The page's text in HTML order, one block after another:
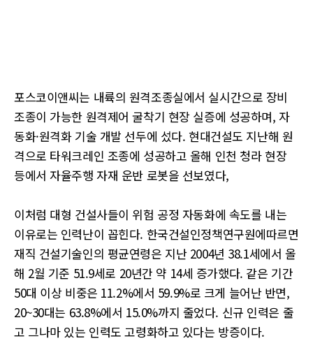
포스코이앤씨는 내륙의 원격조종실에서 실시간으로 장비
조종이 가능한 원격제어 굴착기 현장 실증에 성공하며, 자
동화·원격화 기술 개발 선두에 섰다. 현대건설도 지난해 원
격으로 타워크레인 조종에 성공하고 올해 인천 청라 현장
등에서 자율주행 자재 운반 로봇을 선보였다,
이처럼 대형 건설사들이 위험 공정 자동화에 속도를 내는
이유로는 인력난이 꼽힌다. 한국건설인정책연구원에따르면
재직 건설기술인의 평균연령은 지난 2004년 38.1세에서 올
해 2월 기준 51.9세로 20년간 약 14세 증가했다. 같은 기간
50대 이상 비중은 11.2%에서 59.9%로 크게 늘어난 반면,
20~30대는 63.8%에서 15.0%까지 줄었다. 신규 인력은 줄
고 그나마 있는 인력도 고령화하고 있다는 방증이다.